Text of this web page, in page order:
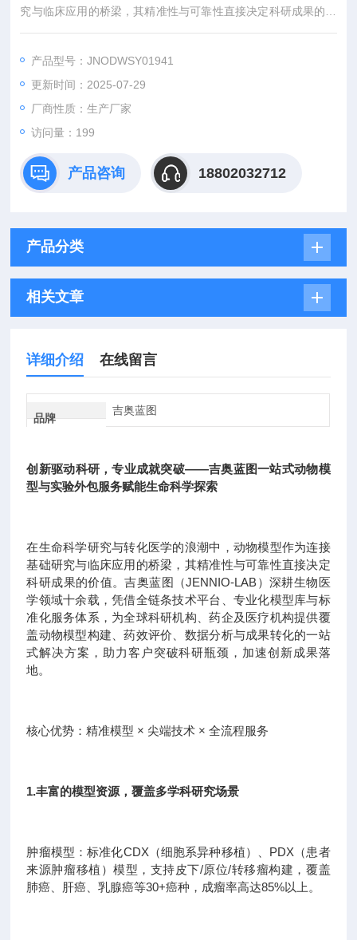
究与临床应用的桥梁，其精准性与可靠性直接决定科研成果的价
值。吉奥蓝图（JENNIO-LAB）深耕生物医学领域十余载，凭借
机构、药企及医疗机构提供覆盖动物模型构建、药效评价、数据
分析与成果转化的一站式解决方案，助力客户突破科研瓶颈，加
速创新成果落地。
产品型号：JNODWSY01941
更新时间：2025-07-29
厂商性质：生产厂家
访问量：199
产品咨询 18802032712
产品分类
相关文章
详细介绍 在线留言
品牌
吉奥蓝图
创新驱动科研，专业成就突破——吉奥蓝图一站式动物模
型与实验外包服务赋能生命科学探索
在生命科学研究与转化医学的浪潮中，动物模型作为连接
基础研究与临床应用的桥梁，其精准性与可靠性直接决定
科研成果的价值。吉奥蓝图（JENNIO-LAB）深耕生物医
学领域十余载，凭借全链条技术平台、专业化模型库与标
准化服务体系，为全球科研机构、药企及医疗机构提供覆
盖动物模型构建、药效评价、数据分析与成果转化的一站
式解决方案，助力客户突破科研瓶颈，加速创新成果落
地。
核心优势：精准模型 × 尖端技术 × 全流程服务
1.丰富的模型资源，覆盖多学科研究场景
肿瘤模型：标准化CDX（细胞系异种移植）、PDX（患者
来源肿瘤移植）模型，支持皮下/原位/转移瘤构建，覆盖
肺癌、肝癌、乳腺癌等30+癌种，成瘤率高达85%以上。